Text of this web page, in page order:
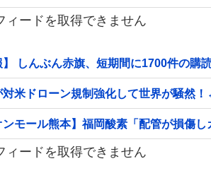
ィードを取得できません
】 しんぶん赤旗、短期間に1700件の
対米ドローン規制強化して世界が騒然
ンモール熊本】福岡酸素「配管が損傷
ィードを取得できません